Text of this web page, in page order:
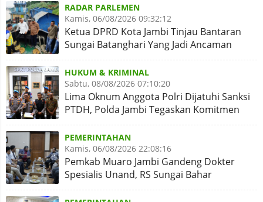
RADAR PARLEMEN
Kamis, 06/08/2026 09:32:12
Ketua DPRD Kota Jambi Tinjau Bantaran
Sungai Batanghari Yang Jadi Ancaman
Abrasi
HUKUM & KRIMINAL
Sabtu, 08/08/2026 07:10:20
Lima Oknum Anggota Polri Dijatuhi Sanksi
PTDH, Polda Jambi Tegaskan Komitmen
Penegakan Kode Etik
PEMERINTAHAN
Kamis, 06/08/2026 22:08:16
Pemkab Muaro Jambi Gandeng Dokter
Spesialis Unand, RS Sungai Bahar
Disiapkan Naik Kelas